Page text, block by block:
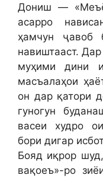
Дониш —
асарро
ҳамчун ҷавоб
навиштааст.
муҳими дини
масъалаҳои
он дар қатори
гуногун
васеи худро
бори дигар
Бояд иқрор
вақоеъ»-ро